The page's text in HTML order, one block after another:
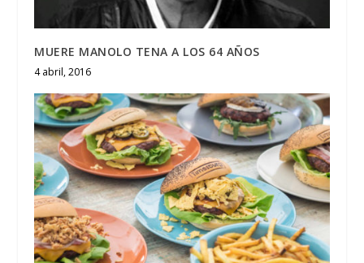
MUERE MANOLO TENA A LOS 64 AÑOS
4 abril, 2016